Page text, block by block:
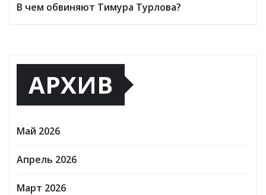
В чем обвиняют Тимура Турлова?
АРХИВ
Май 2026
Апрель 2026
Март 2026